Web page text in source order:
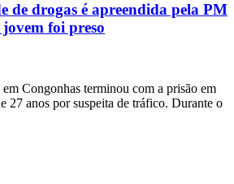
de drogas é apreendida pela PM
foi preso
Congonhas terminou com a prisão em
27 anos por suspeita de tráfico. Durante o